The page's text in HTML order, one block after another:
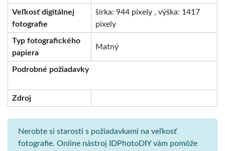
Veľkosť digitálnej
fotografie
šírka: 944 pixely , výška: 1417
pixely
Typ fotografického
papiera
Matný
Podrobné požiadavky
Zdroj
Nerobte si starosti s požiadavkami na veľkosť
fotografie. Online nástroj IDPhotoDIY vám pomôže